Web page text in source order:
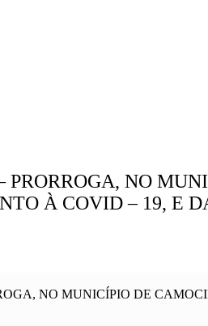
PRORROGA, NO
À COVID – 19, E
NO MUNICÍPIO DE